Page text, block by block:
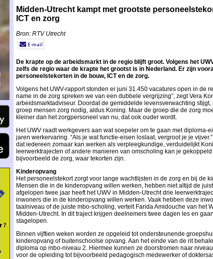
Midden-Utrecht kampt met grootste
ICT en zorg
Bron: RTV Utrecht
De krapte op de arbeidsmarkt in de regio blijft groot. Volgens het
zelfs de regio waar de krapte het grootst is in Nederland. Er zijn
personeelstekorten in de bouw, ICT en de zorg.
Volgens het UWV-rapport stonden er juni 31.450 vacatures open in de
name in de zorg spreken we van een dubbele vergrijzing”, zegt Vera
arbeidsmarktadviseur. Doordat de gemiddelde levensverwachting stijgt,
groep mensen zorg nodig, aldus Koning. Maar de groep die de zorg
kleiner dan het zorgpersoneel van nu, dat ook ouder wordt.
Het UWV raadt werkgevers aan wat soepeler om te gaan met diploma-
jaren werkervaring. “Als je wat functie-eisen loslaat, vergroot je je
dat iedereen zomaar kan werken als verpleegkundige, verduidelijkt
leerwerktrajecten of andere manieren van omscholing kan je
bijvoorbeeld de zorg, waar tekorten zijn.
Kinderopvang
Het personeelstekort zorgt voor lange wachtlijsten in de zorg en bij de
Mensen die in de kinderopvang willen werken, hebben niet altijd de
afgelopen twee jaar heeft het UWV in Midden-Utrecht drie
inwoners die in de kinderopvang willen werken. Vaak hebben deze
taalniveau of de juiste mbo-scholing, vertelt Farida Amidouche van het
Midden-Utrecht. In dit traject krijgen deelnemers twee dagen les en
stagelopen.
Binnen vijftien weken worden ze opgeleid tot ondersteunende
kinderopvang of buitenschoolse opvang. Aan het einde van de rit
diploma op mbo-niveau 2. Hiermee kunnen ze doorstromen naar
voor de opleiding tot bijvoorbeeld pedagogisch medewerker of